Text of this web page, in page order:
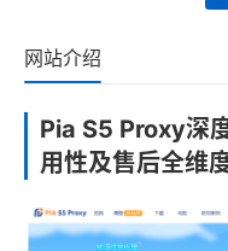
网站介绍
Pia S5 Proxy深
用性及售后全维